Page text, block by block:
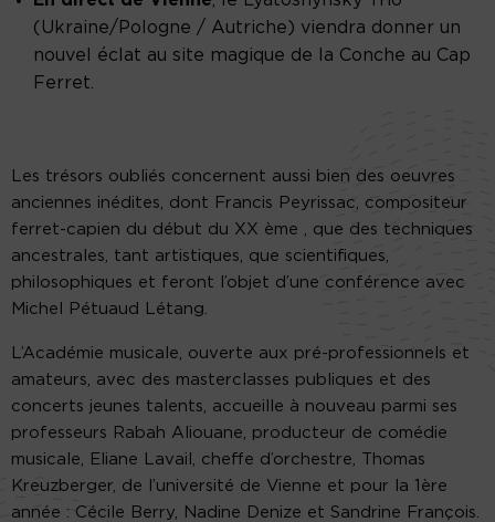
(Ukraine/Pologne / Autriche) viendra donner un
nouvel éclat au site magique de la Conche au Cap
Ferret.
Les trésors oubliés concernent aussi bien des oeuvres
anciennes inédites, dont Francis Peyrissac, compositeur
ferret-capien du début du XX ème , que des techniques
ancestrales, tant artistiques, que scientifiques,
philosophiques et feront l’objet d’une conférence avec
Michel Pétuaud Létang.
L’Académie musicale, ouverte aux pré-professionnels et
amateurs, avec des masterclasses publiques et des
concerts jeunes talents, accueille à nouveau parmi ses
professeurs Rabah Aliouane, producteur de comédie
musicale, Eliane Lavail, cheffe d’orchestre, Thomas
Kreuzberger, de l’université de Vienne et pour la 1ère
année : Cécile Berry, Nadine Denize et Sandrine François.